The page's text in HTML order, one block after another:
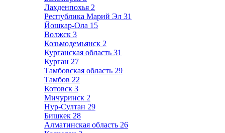
Лахденпохья 2
Республика Марий Эл 31
Йошкар-Ола 15
Волжск 3
Козьмодемьянск 2
Курганская область 31
Курган 27
Тамбовская область 29
Тамбов 22
Котовск 3
Мичуринск 2
Нур-Султан 29
Бишкек 28
Алматинская область 26